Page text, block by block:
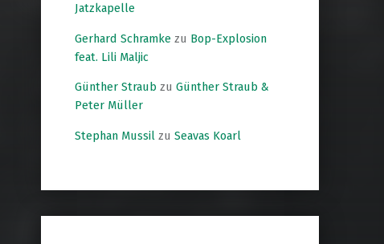
Jatzkapelle
Gerhard Schramkezu Bop-Explosion
feat. Lili Maljic
Günther Straub zu Günther Straub &
Peter Müller
Stephan Mussil zu Seavas Koarl